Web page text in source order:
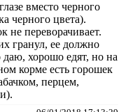
вместо черного
черного цвета).
не переворачивает.
гранул, ее должно
даю, хорошо едят, но на
корме есть горошек
перцем,